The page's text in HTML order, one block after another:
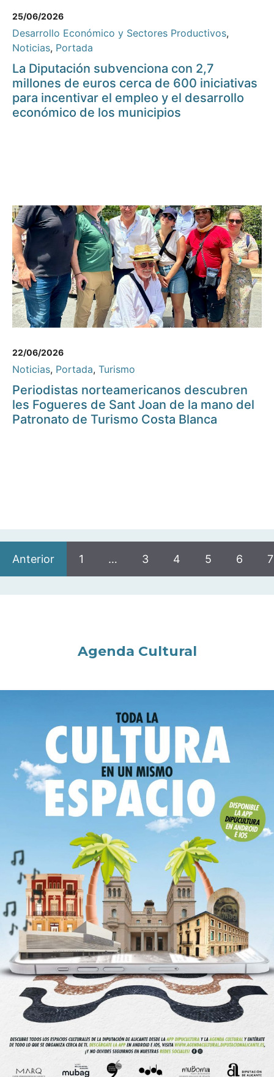
25/06/2026
Desarrollo Económico y Sectores Productivos,
Noticias, Portada
La Diputación subvenciona con 2,7
millones de euros cerca de 600 iniciativas
para incentivar el empleo y el desarrollo
económico de los municipios
22/06/2026
Noticias, Portada, Turismo
Periodistas norteamericanos descubren
les Fogueres de Sant Joan de la mano del
Patronato de Turismo Costa Blanca
Anterior 1 … 3 4 5 6 7
Agenda Cultural